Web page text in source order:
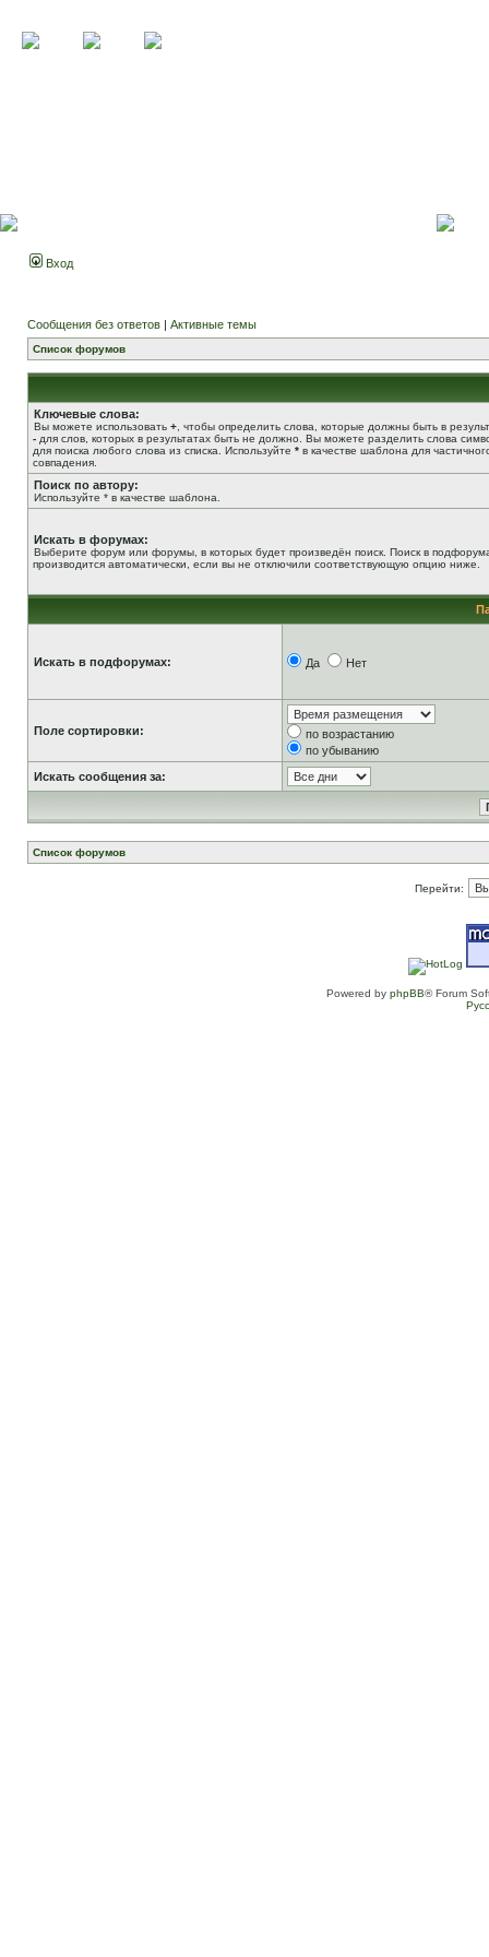
Вход
Сообщения без ответов | Активные темы
Список форумов
Ключевые слова:
Вы можете использовать + , чтобы определить слова, которые должны быть в
- для слов, которых в результатах быть не должно. Вы можете разделить слова
для поиска любого слова из списка. Используйте * в качестве шаблона для
совпадения.
Поиск по автору:
Используйте * в качестве шаблона.
Искать в форумах:
Выберите форум или форумы, в которых будет произведён поиск. Поиск в
производится автоматически, если вы не отключили соответствующую опцию ниже.
Искать в подфорумах: Да Нет
Поле сортировки:
по возрастанию
по убыванию
Искать сообщения за:
Список форумов
Перейти:
Powered by phpBB® Forum